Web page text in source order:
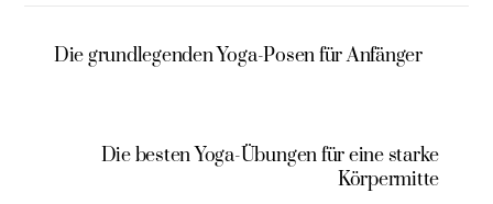
Die grundlegenden Yoga-Posen für Anfänger
Die besten Yoga-Übungen für eine starke
Körpermitte